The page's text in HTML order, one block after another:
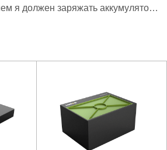
я должен заряжать аккумулятор